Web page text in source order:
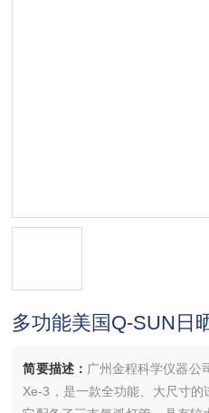
多功能美国Q-SUN日
简要描述： 广州金程科学仪器公
Xe-3，是一款全功能、大尺寸的